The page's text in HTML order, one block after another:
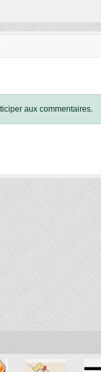
aux commentaires.